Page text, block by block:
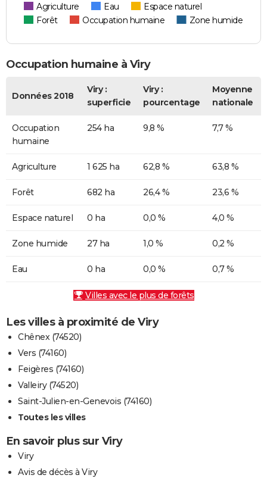
Agriculture Eau
Espace naturel
Forêt
Occupation humaine Zone humide
Occupation humaine à Viry
Données 2018
Viry :
superficie
Viry :
pourcentage
Moyenne
nationale
Occupation
humaine
254 ha 9,8 % 7,7 %
Agriculture 1 625 ha 62,8 % 63,8 %
Forêt 682 ha 26,4 % 23,6 %
Espace naturel 0 ha 0,0 % 4,0 %
Zone humide 27 ha 1,0 % 0,2 %
Eau 0 ha 0,0 % 0,7 %
Villes avec le plus de forêts
Les villes à proximité de Viry
Chênex (74520)
Vers (74160)
Feigères (74160)
Valleiry (74520)
Saint-Julien-en-Genevois (74160)
Toutes les villes
En savoir plus sur Viry
Viry
Avis de décès à Viry